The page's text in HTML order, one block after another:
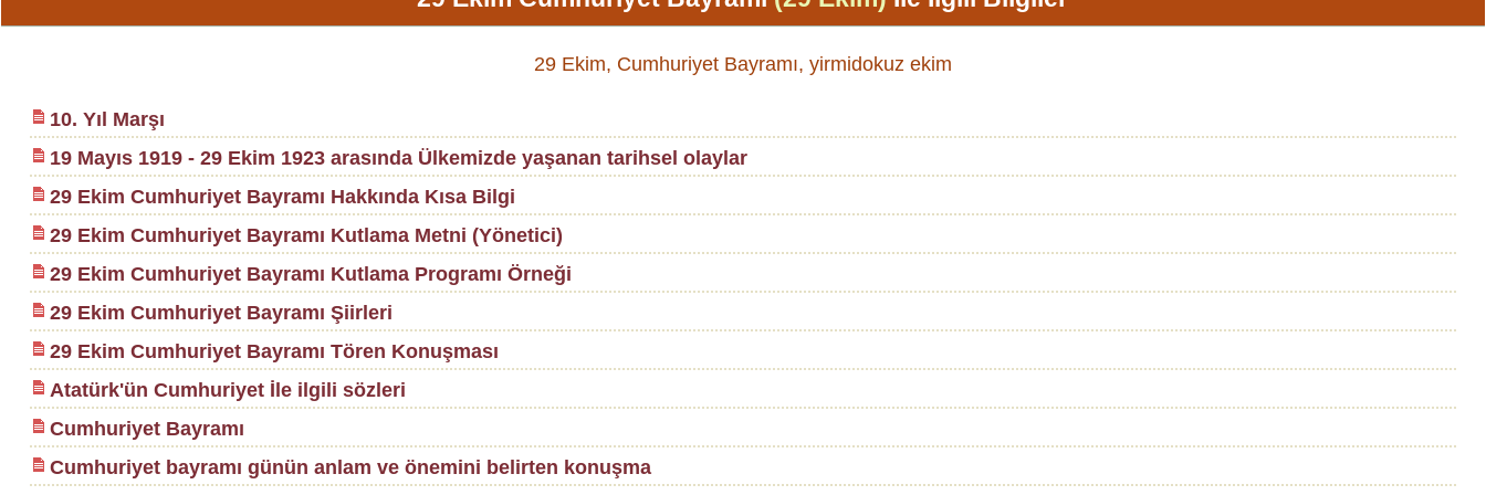
29 Ekim, Cumhuriyet Bayramı, yirmidokuz ekim
10. Yıl Marşı
19 Mayıs 1919 - 29 Ekim 1923 arasında Ülkemizde yaşanan tarihsel olaylar
29 Ekim Cumhuriyet Bayramı Hakkında Kısa Bilgi
29 Ekim Cumhuriyet Bayramı Kutlama Metni (Yönetici)
29 Ekim Cumhuriyet Bayramı Kutlama Programı Örneği
29 Ekim Cumhuriyet Bayramı Şiirleri
29 Ekim Cumhuriyet Bayramı Tören Konuşması
Atatürk'ün Cumhuriyet İle ilgili sözleri
Cumhuriyet Bayramı
Cumhuriyet bayramı günün anlam ve önemini belirten konuşma